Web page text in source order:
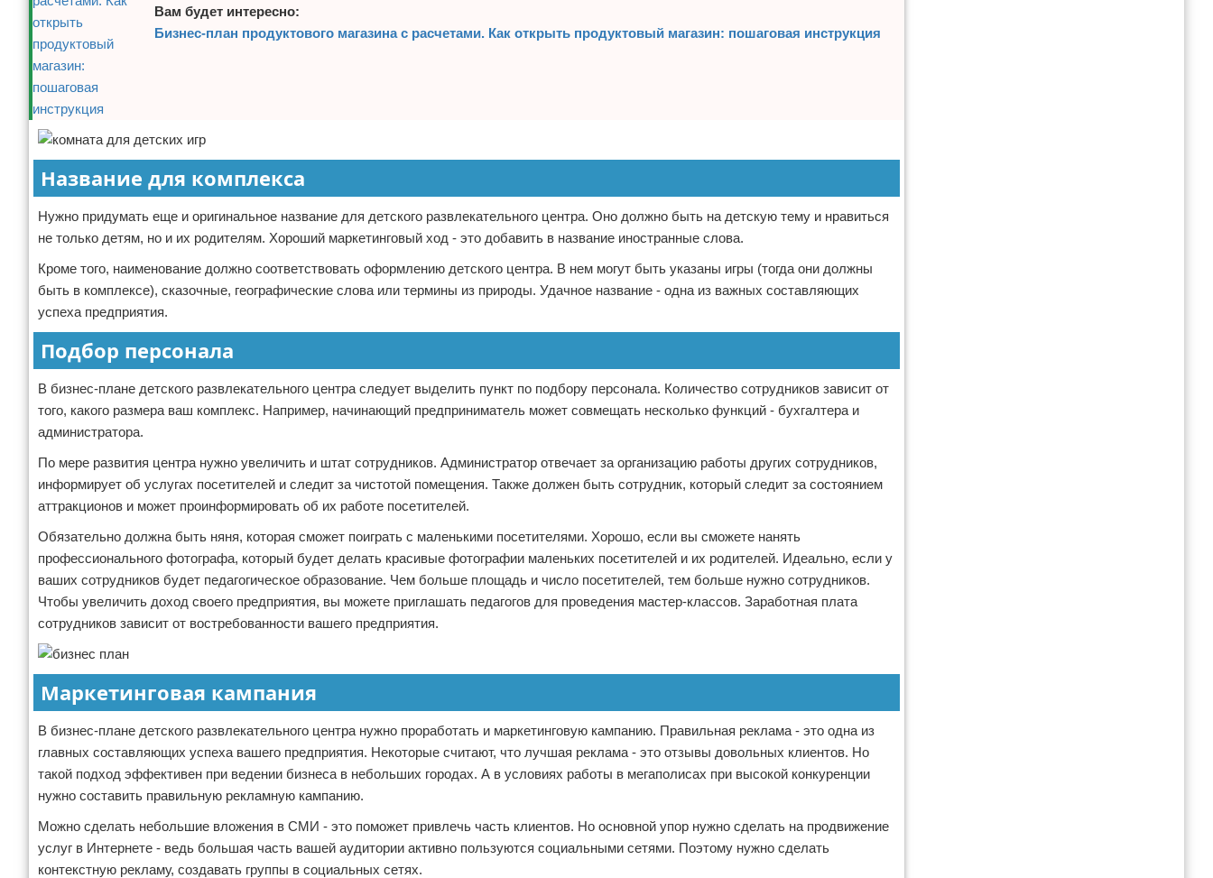
Вам будет интересно:
Бизнес-план продуктового магазина с расчетами. Как открыть продуктовый магазин: пошаговая инструкция
Название для комплекса
Нужно придумать еще и оригинальное название для детского развлекательного центра. Оно должно быть на детскую тему и нравиться
не только детям, но и их родителям. Хороший маркетинговый ход - это добавить в название иностранные слова.
Кроме того, наименование должно соответствовать оформлению детского центра. В нем могут быть указаны игры (тогда они должны
быть в комплексе), сказочные, географические слова или термины из природы. Удачное название - одна из важных составляющих
успеха предприятия.
Подбор персонала
В бизнес-плане детского развлекательного центра следует выделить пункт по подбору персонала. Количество сотрудников зависит от
того, какого размера ваш комплекс. Например, начинающий предприниматель может совмещать несколько функций - бухгалтера и
администратора.
По мере развития центра нужно увеличить и штат сотрудников. Администратор отвечает за организацию работы других сотрудников,
информирует об услугах посетителей и следит за чистотой помещения. Также должен быть сотрудник, который следит за состоянием
аттракционов и может проинформировать об их работе посетителей.
Обязательно должна быть няня, которая сможет поиграть с маленькими посетителями. Хорошо, если вы сможете нанять
профессионального фотографа, который будет делать красивые фотографии маленьких посетителей и их родителей. Идеально, если у
ваших сотрудников будет педагогическое образование. Чем больше площадь и число посетителей, тем больше нужно сотрудников.
Чтобы увеличить доход своего предприятия, вы можете приглашать педагогов для проведения мастер-классов. Заработная плата
сотрудников зависит от востребованности вашего предприятия.
Маркетинговая кампания
В бизнес-плане детского развлекательного центра нужно проработать и маркетинговую кампанию. Правильная реклама - это одна из
главных составляющих успеха вашего предприятия. Некоторые считают, что лучшая реклама - это отзывы довольных клиентов. Но
такой подход эффективен при ведении бизнеса в небольших городах. А в условиях работы в мегаполисах при высокой конкуренции
нужно составить правильную рекламную кампанию.
Можно сделать небольшие вложения в СМИ - это поможет привлечь часть клиентов. Но основной упор нужно сделать на продвижение
услуг в Интернете - ведь большая часть вашей аудитории активно пользуются социальными сетями. Поэтому нужно сделать
контекстную рекламу, создавать группы в социальных сетях.